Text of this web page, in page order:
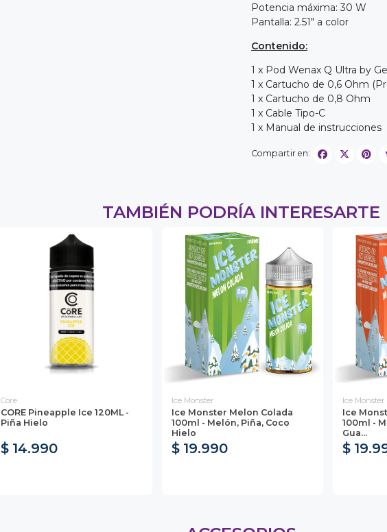
Potencia máxima: 30 W
Pantalla: 2.51" a color
Contenido:
1 x Pod Wenax Q Ultra by
1 x Cartucho de 0,6 Ohm
1 x Cartucho de 0,8 Ohm
1 x Cable Tipo-C
1 x Manual de instrucciones
Compartir en:
TAMBIÉN PODRÍA INTERESARTE
Core
CORE Pineapple Ice 120ML -
Piña Hielo
$ 14.990
Ice Monster
Ice Monster Melon Colada
100ml - Melón, Piña, Coco
Hielo
$ 19.990
Ice Monster
Ice
100ml -
Gua...
$